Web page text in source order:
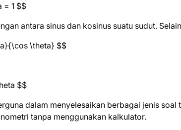
= 1 $$
antara sinus dan kosinus suatu sudut.
\theta} $$
$$
dalam menyelesaikan berbagai jenis
tanpa menggunakan kalkulator.